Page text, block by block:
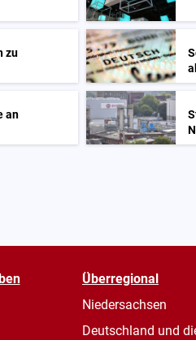
zu
an
Überregional
Niedersachsen
Deutschland und